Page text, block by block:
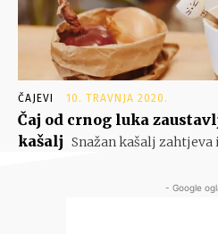
ČAJEVI 10. TRAVNJA 2020.
Čaj od crnog luka
kašalj Snažan kašalj zahtjeva
- Google